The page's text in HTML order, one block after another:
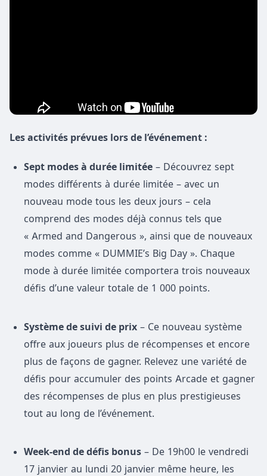
Les activités prévues lors de l’événement :
Sept modes à durée limitée – Découvrez sept
modes différents à durée limitée – avec un
nouveau mode tous les deux jours – cela
comprend des modes déjà connus tels que
« Armed and Dangerous », ainsi que de nouveaux
modes comme « DUMMIE’s Big Day ». Chaque
mode à durée limitée comportera trois nouveaux
défis d’une valeur totale de 1 000 points.
Système de suivi de prix – Ce nouveau système
offre aux joueurs plus de récompenses et encore
plus de façons de gagner. Relevez une variété de
défis pour accumuler des points Arcade et gagner
des récompenses de plus en plus prestigieuses
tout au long de l’événement.
Week-end de défis bonus – De 19h00 le vendredi
17 janvier au lundi 20 janvier même heure, les